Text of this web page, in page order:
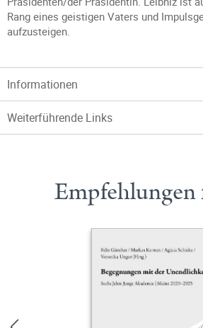
Rang eines geistigen Vaters und
aufzusteigen.
Informationen
Weiterführende Links
Empfehlungen